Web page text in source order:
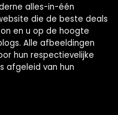
alles-in-één
die de beste deals
en u op de hoogte
Alle afbeeldingen
hun respectievelijke
afgeleid van hun